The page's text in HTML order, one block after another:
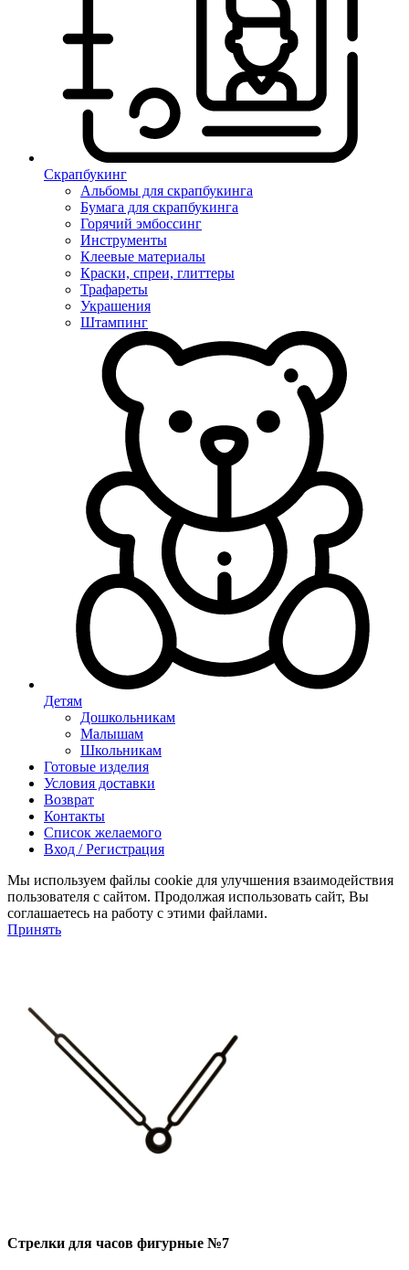
Скрапбукинг
Альбомы для скрапбукинга
Бумага для скрапбукинга
Горячий эмбоссинг
Инструменты
Клеевые материалы
Краски, спреи, глиттеры
Трафареты
Украшения
Штампинг
Детям
Дошкольникам
Малышам
Школьникам
Готовые изделия
Условия доставки
Возврат
Контакты
Список желаемого
Вход / Регистрация
Мы используем файлы cookie для улучшения взаимодействия
пользователя с сайтом. Продолжая использовать сайт, Вы
соглашаетесь на работу с этими файлами.
Принять
Стрелки для часов фигурные №7